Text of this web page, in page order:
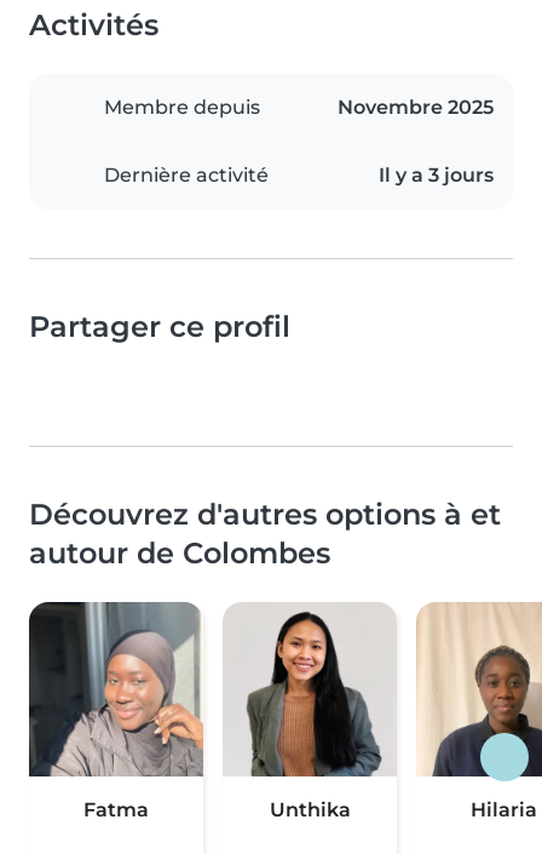
Activités
Membre depuis Novembre 2025
Dernière activité Il y a 3 jours
Partager ce profil
Découvrez d'autres options à et
autour de Colombes
Fatma Unthika Hilaria